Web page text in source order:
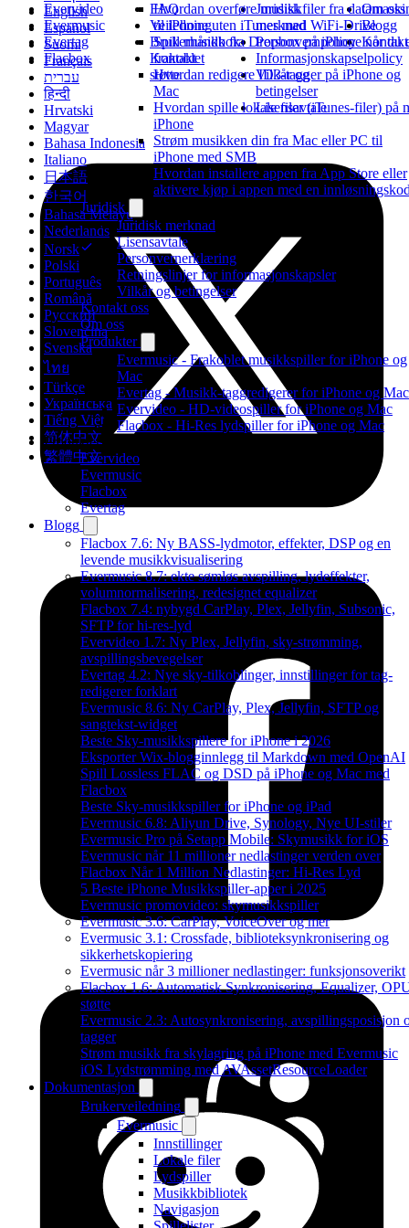
Hvordan overføre musikkfiler fra
til iPhone uten iTunes med WiFi-Drive
Spill musikk fra Dropbox på iPhone når du
frakoblet
Hvordan redigere ID3-tagger på iPhone og
Mac
Hvordan spille lokale filer (iTunes-filer) på
iPhone
Strøm musikken din fra Mac eller PC til
iPhone med SMB
Hvordan installere appen fra App Store eller
aktivere kjøp i appen med en
Juridisk
Juridisk merknad
Lisensavtale
Personvernerklæring
Retningslinjer for informasjonskapsler
Vilkår og betingelser
Kontakt oss
Om oss
Produkter
Evermusic - Frakoblet musikkspiller for iPhone og
Mac
Evertag - Musikk-taggredigerer for iPhone og Mac
Evervideo - HD-videospiller for iPhone og Mac
Flacbox - Hi-Res lydspiller for iPhone og Mac
Produkter
Evervideo
Evermusic
Flacbox
Evertag
Blogg
Flacbox 7.6: Ny BASS-lydmotor, effekter, DSP og en
levende musikkvisualisering
Evermusic 8.7: ekte sømløs avspilling, lydeffekter,
volumnormalisering, redesignet equalizer
Flacbox 7.4: nybygd CarPlay, Plex, Jellyfin, Subsonic,
SFTP for hi-res-lyd
Evervideo 1.7: Ny Plex, Jellyfin, sky-strømming,
avspillingsbevegelser
Evertag 4.2: Nye sky-tilkoblinger, innstillinger for tag-
redigerer forklart
Evermusic 8.6: Ny CarPlay, Plex, Jellyfin, SFTP og
sangtekst-widget
Beste Sky-musikkspillere for iPhone i 2026
Eksporter Wix-blogginnlegg til Markdown med OpenAI
Spill Lossless FLAC og DSD på iPhone og Mac med
Flacbox
Beste Sky-musikkspiller for iPhone og iPad
Evermusic 6.8: Aliyun Drive, Synology, Nye UI-stiler
Evermusic Pro på Setapp Mobile: Skymusikk for iOS
Evermusic når 11 millioner nedlastinger verden over
Flacbox Når 1 Million Nedlastinger: Hi-Res Lyd
5 Beste iPhone Musikkspiller-apper i 2025
Evermusic promovideo: skymusikkspiller
Evermusic 3.6: CarPlay, VoiceOver og mer
Evermusic 3.1: Crossfade, biblioteksynkronisering og
sikkerhetskopiering
Evermusic når 3 millioner nedlastinger: funksjonsoverikt
Flacbox 1.6: Automatisk Synkronisering, Equalizer,
støtte
Evermusic 2.3: Autosynkronisering, avspillingsposisjon
tagger
Strøm musikk fra skylagring på iPhone med Evermusic
iOS Lydstrømming med AVAssetResourceLoader
Dokumentasjon
Brukerveiledning
Evermusic
Innstillinger
Lokale filer
Lydspiller
Musikkbibliotek
Navigasjon
English
Español
Suomi
Français
עברית
हिन्दी
Hrvatski
Magyar
Bahasa Indonesia
Italiano
日本語
한국어
Bahasa Melayu
Nederlands
Norsk
Polski
Português
Română
Русский
Slovenčina
Svenska
ไทย
Türkçe
Українська
Tiếng Việt
简体中文
繁體中文
Evervideo
Evermusic
Evertag
Flacbox
FAQ
Veiledning
Brukerhåndbok
Kontakt
støtte
Juridisk
merknad
Personvernpolicy
Informasjonskapselpolicy
Vilkår og
betingelser
Lisensavtale
Om oss
Blogg
Kontakt